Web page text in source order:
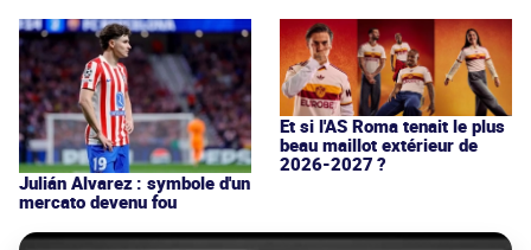
Julián Alvarez : symbole d'un
mercato devenu fou
Et si l'AS Roma tenait le plus
beau maillot extérieur de
2026-2027 ?